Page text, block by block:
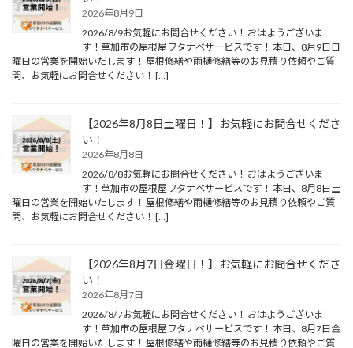
2026年8月9日
2026/8/9お気軽にお問合せください！ おはようございま
す！草加市の屋根屋ワタナベサービスです！ 本日、8月9日日
曜日の営業を開始いたします！ 屋根修繕や雨樋修繕等のお見積り依頼やご質
問、お気軽にお問合せください！ […]
【2026年8月8日土曜日！】お気軽にお問合せくださ
い！
2026年8月8日
2026/8/8お気軽にお問合せください！ おはようございま
す！草加市の屋根屋ワタナベサービスです！ 本日、8月8日土
曜日の営業を開始いたします！ 屋根修繕や雨樋修繕等のお見積り依頼やご質
問、お気軽にお問合せください！ […]
【2026年8月7日金曜日！】お気軽にお問合せくださ
い！
2026年8月7日
2026/8/7お気軽にお問合せください！ おはようございま
す！草加市の屋根屋ワタナベサービスです！ 本日、8月7日金
曜日の営業を開始いたします！ 屋根修繕や雨樋修繕等のお見積り依頼やご質